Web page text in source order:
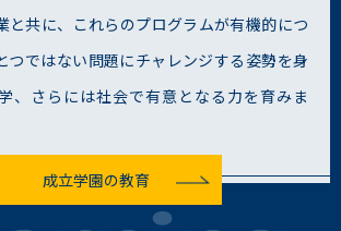
と共に、これらのプログラムが有機的につ
つではない問題にチャレンジする姿勢を身
、さらには社会で有意となる力を育みま
成立学園の教育